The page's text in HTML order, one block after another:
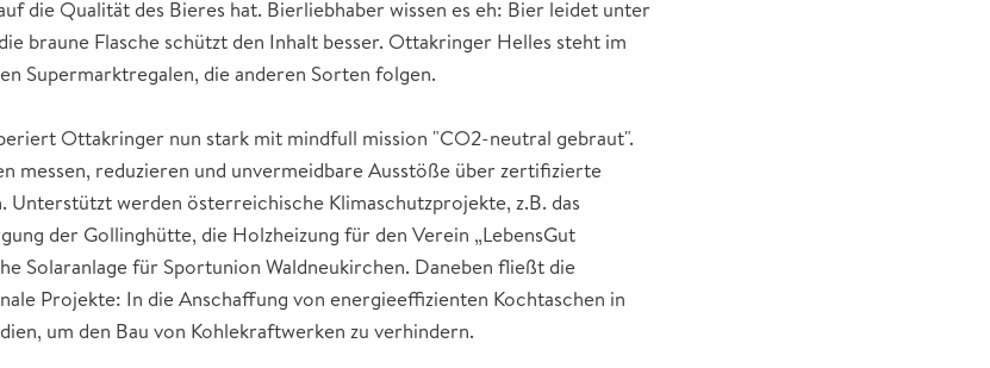
die Qualität des Bieres hat. Bierliebhaber wissen es eh: Bier leidet unter
braune Flasche schützt den Inhalt besser. Ottakringer Helles steht im
Supermarktregalen, die anderen Sorten folgen.
Ottakringer nun stark mit mindfull mission "CO2-neutral gebraut".
messen, reduzieren und unvermeidbare Ausstöße über zertifizierte
Unterstützt werden österreichische Klimaschutzprojekte, z.B. das
der Gollinghütte, die Holzheizung für den Verein „LebensGut
Solaranlage für Sportunion Waldneukirchen. Daneben fließt die
Projekte: In die Anschaffung von energieeffizienten Kochtaschen in
um den Bau von Kohlekraftwerken zu verhindern.